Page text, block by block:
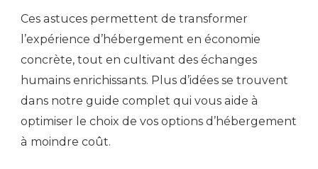
Ces astuces permettent de transformer
l’expérience d’hébergement en économie
concrète, tout en cultivant des échanges
humains enrichissants. Plus d’idées se trouvent
dans notre guide complet qui vous aide à
optimiser le choix de vos options d’hébergement
à moindre coût.